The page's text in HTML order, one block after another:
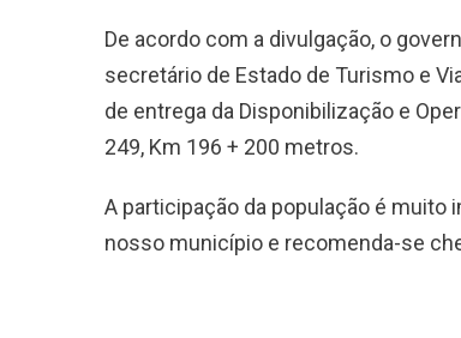
De acordo com a divulgação, o
secretário de Estado de Turismo e
de entrega da Disponibilização e
249, Km 196 + 200 metros.
A participação da população é
nosso município e recomenda-se